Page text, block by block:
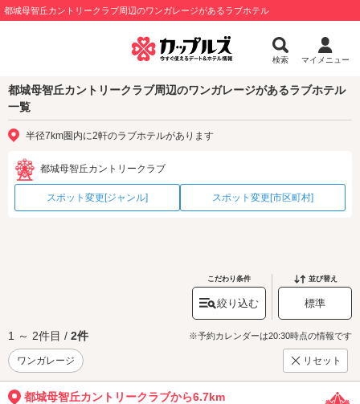
都城母智丘カントリークラブ周辺のワンガレージがあるラブホテル
検索 マイメニュー
都城母智丘カントリークラブ周辺のワンガレージがあるラブホテル
一覧
半径7km圏内に2軒のラブホテルがあります
都城母智丘カントリークラブ
スポット変更[ジャンル] スポット変更[市区町村]
こだわり条件
絞り込む
並び替え
標準
1 ～ 2件目 / 2件 ※予約カレンダーは20:30時点の情報です
ワンガレージ リセット
都城母智丘カントリークラブから6.7km